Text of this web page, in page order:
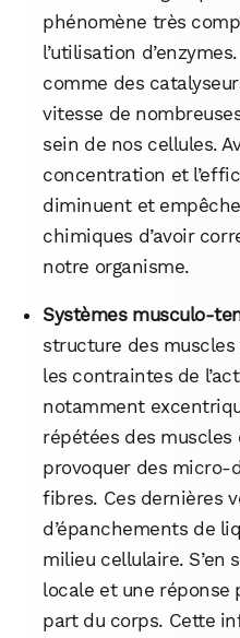
phénomène très
l’utilisation
comme des
vitesse de
sein de nos cellules.
concentration et
diminuent et
chimiques d’avoir
notre organisme.
Systèmes musculo-
structure des
les contraintes de
notamment
répétées des
provoquer des micro-
fibres. Ces dernières
d’épanchements de
milieu cellulaire. S’en
locale et une
part du corps. Cette